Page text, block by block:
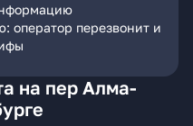
оператор перезвонит и
на пер Алма-